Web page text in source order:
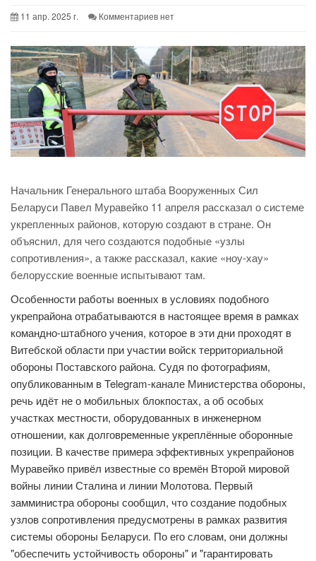
11 апр. 2025 г. Комментариев нет
Начальник Генерального штаба Вооруженных Сил
Беларуси Павел Муравейко 11 апреля рассказал о системе
укрепленных районов, которую создают в стране. Он
объяснил, для чего создаются подобные «узлы
сопротивления», а также рассказал, какие «ноу-хау»
белорусские военные испытывают там.
Особенности работы военных в условиях подобного
укрепрайона отрабатываются в настоящее время в рамках
командно-штабного учения, которое в эти дни проходят в
Витебской области при участии войск территориальной
обороны Поставского района. Судя по фотографиям,
опубликованным в Telegram-канале Министерства обороны,
речь идёт не о мобильных блокпостах, а об особых
участках местности, оборудованных в инженерном
отношении, как долговременные укреплённые оборонные
позиции. В качестве примера эффективных укрепрайонов
Муравейко привёл известные со времён Второй мировой
войны линии Сталина и линии Молотова. Первый
замминистра обороны сообщил, что создание подобных
узлов сопротивления предусмотрены в рамках развития
системы обороны Беларуси. По его словам, они должны
"обеспечить устойчивость обороны" и "гарантировать